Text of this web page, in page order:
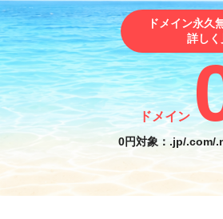
ドメイン永久
詳しく
ドメイン
0円対象 ： .jp/.com/